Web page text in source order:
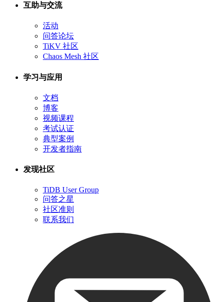
互助与交流
活动
问答论坛
TiKV 社区
Chaos Mesh 社区
学习与应用
文档
博客
视频课程
考试认证
典型案例
开发者指南
发现社区
TiDB User Group
问答之星
社区准则
联系我们